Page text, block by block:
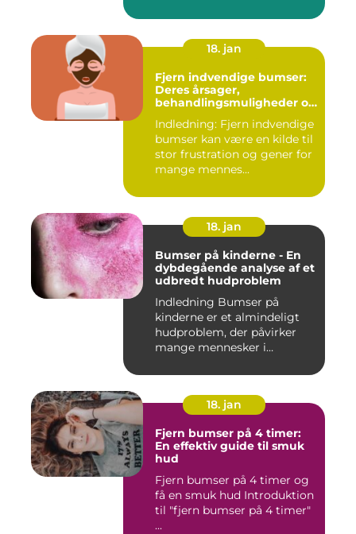
18. jan
Fjern indvendige bumser:
Deres årsager,
behandlingsmuligheder og
Indledning: Fjern indvendige
bumser kan være en kilde til
stor frustration og gener for
mange mennes...
18. jan
Bumser på kinderne - En
dybdegående analyse af et
udbredt hudproblem
Indledning Bumser på
kinderne er et almindeligt
hudproblem, der påvirker
mange mennesker i
18. jan
Fjern bumser på 4 timer:
En effektiv guide til smuk
hud
Fjern bumser på 4 timer og
få en smuk hud Introduktion
til "fjern bumser på 4 timer"
...